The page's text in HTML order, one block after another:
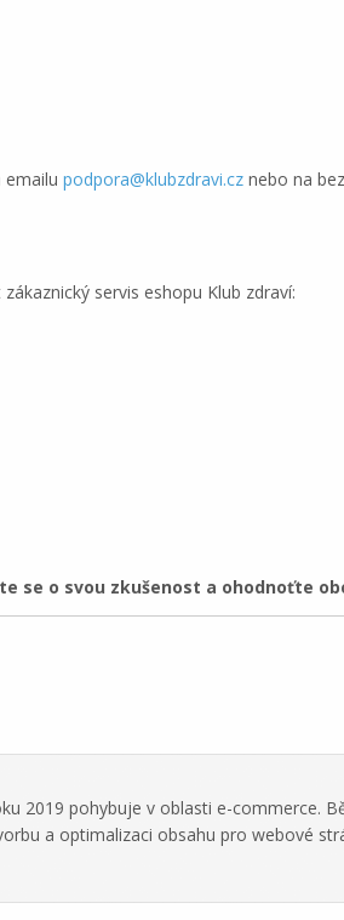
emailu podpora@klubzdravi.cz nebo na
servis eshopu Klub zdraví:
se o svou zkušenost a ohodnoťte
2019 pohybuje v oblasti e-commerce.
a optimalizaci obsahu pro webové